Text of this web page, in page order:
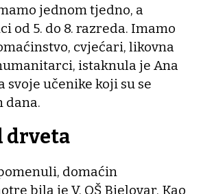
jednom tjedno, a
od 5. do 8. razreda. Imamo
cvjećari, likovna
istaknula je Ana
svoje učenike koji su se
dana.
drveta
domaćin
bila je V. OŠ Bjelovar. Kao